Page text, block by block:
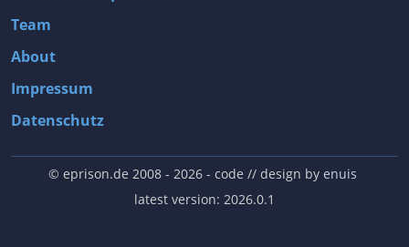
Team
About
Impressum
Datenschutz
© eprison.de 2008 - 2026- code // design by enuis
latest version: 2026.0.1